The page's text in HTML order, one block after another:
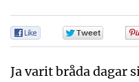
Ja varit bråda dagar